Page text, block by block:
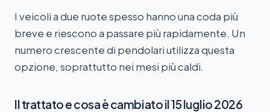
I veicoli a due ruote spesso hanno una coda più
breve e riescono a passare più rapidamente. Un
numero crescente di pendolari utilizza questa
opzione, soprattutto nei mesi più caldi.
Il trattato e cosa è cambiato il 15 luglio 2026